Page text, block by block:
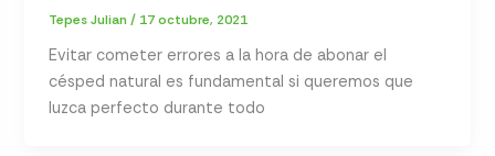
Tepes Julian/ 17 octubre, 2021
Evitar cometer errores a la hora de abonar el
césped natural es fundamental si queremos que
luzca perfecto durante todo